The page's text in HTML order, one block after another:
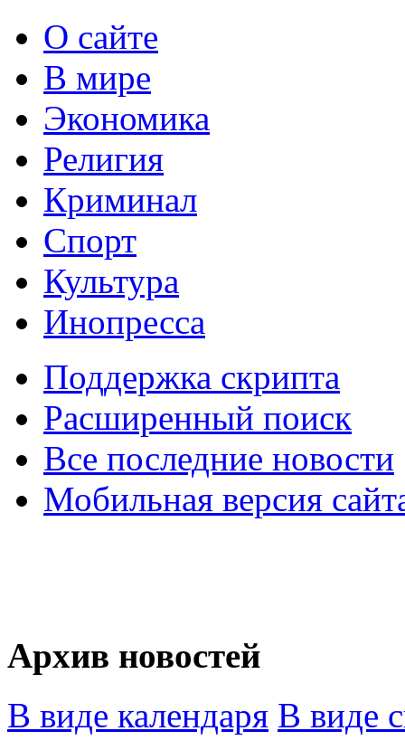
О сайте
В мире
Экономика
Религия
Криминал
Спорт
Культура
Инопресса
Поддержка скрипта
Расширенный поиск
Все последние новости
Мобильная версия
Архив новостей
В виде календаря В виде